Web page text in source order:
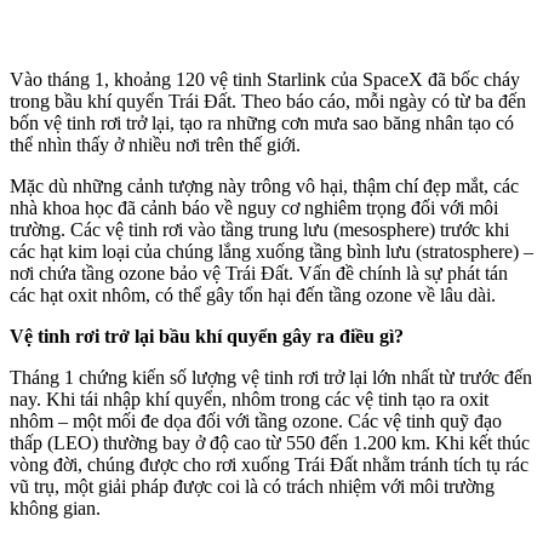
Vào tháng 1, khoảng 120 vệ tinh Starlink của SpaceX đã bốc cháy
trong bầu khí quyển Trái Đất. Theo báo cáo, mỗi ngày có từ ba đến
bốn vệ tinh rơi trở lại, tạo ra những cơn mưa sao băng nhân tạo có
thể nhìn thấy ở nhiều nơi trên thế giới.
Mặc dù những cảnh tượng này trông vô hại, thậm chí đẹp mắt, các
nhà khoa học đã cảnh báo về nguy cơ nghiêm trọng đối với môi
trường. Các vệ tinh rơi vào tầng trung lưu (mesosphere) trước khi
các hạt kim loại của chúng lắng xuống tầng bình lưu (stratosphere) –
nơi chứa tầng ozone bảo vệ Trái Đất. Vấn đề chính là sự phát tán
các hạt oxit nhôm, có thể gây tổn hại đến tầng ozone về lâu dài.
Vệ tinh rơi trở lại bầu khí quyển gây ra điều gì?
Tháng 1 chứng kiến số lượng vệ tinh rơi trở lại lớn nhất từ trước đến
nay. Khi tái nhập khí quyển, nhôm trong các vệ tinh tạo ra oxit
nhôm – một mối đe dọa đối với tầng ozone. Các vệ tinh quỹ đạo
thấp (LEO) thường bay ở độ cao từ 550 đến 1.200 km. Khi kết thúc
vòng đời, chúng được cho rơi xuống Trái Đất nhằm tránh tích tụ rác
vũ trụ, một giải pháp được coi là có trách nhiệm với môi trường
không gian.